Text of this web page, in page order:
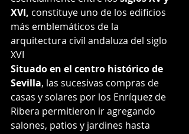
XVI, constituye uno de los edificios
más emblemáticos de la
arquitectura civil andaluza del siglo
XVI
Situado en el centro histórico de
Sevilla, las sucesivas compras de
casas y solares por los Enríquez de
Ribera permitieron ir agregando
salones, patios y jardines hasta